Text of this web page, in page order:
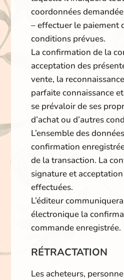
coordonnées
– effectuer le paiement
conditions prévues.
La confirmation de la
acceptation des
vente, la
parfaite connaissance
se prévaloir de ses
d’achat ou d’autres
L’ensemble des
confirmation
de la transaction. La
signature et
effectuées.
L’éditeur
électronique la
commande enregistrée.
RÉTRACTATION
Les acheteurs,